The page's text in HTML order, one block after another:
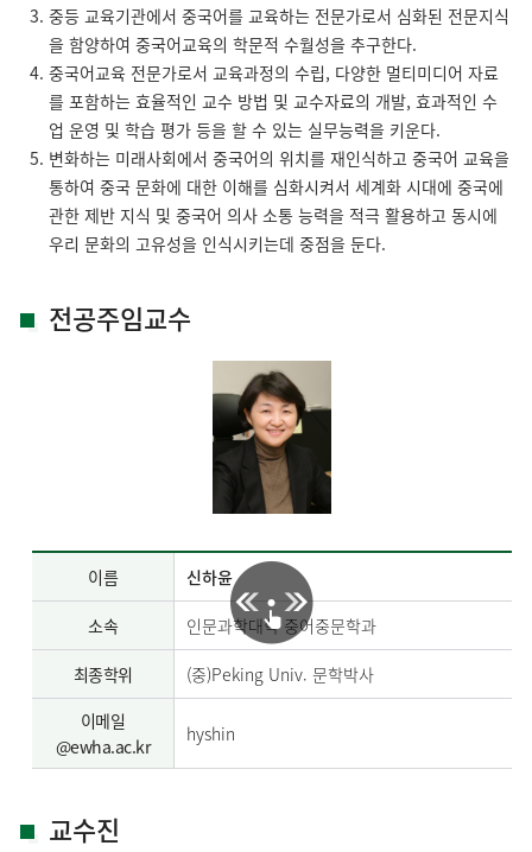
중등 교육기관에서 중국어를 교육하는 전문가로서 심화된 전문지식
을 함양하여 중국어교육의 학문적 수월성을 추구한다.
중국어교육 전문가로서 교육과정의 수립, 다양한 멀티미디어 자료
를 포함하는 효율적인 교수 방법 및 교수자료의 개발, 효과적인 수
업 운영 및 학습 평가 등을 할 수 있는 실무능력을 키운다.
변화하는 미래사회에서 중국어의 위치를 재인식하고 중국어 교육을
통하여 중국 문화에 대한 이해를 심화시켜서 세계화 시대에 중국에
관한 제반 지식 및 중국어 의사 소통 능력을 적극 활용하고 동시에
우리 문화의 고유성을 인식시키는데 중점을 둔다.
전공주임교수
이름 신하윤
소속 인문과학대학 중어중문학과
최종학위
(중)Peking Univ. 문학박사
이메일
@ewha.ac.kr
hyshin
교수진